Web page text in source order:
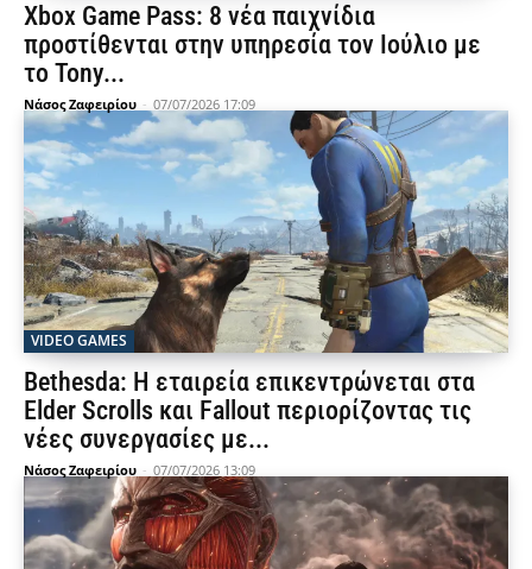
Xbox Game Pass: 8 νέα παιχνίδια
προστίθενται στην υπηρεσία τον Ιούλιο με
το Tony...
Νάσος Ζαφειρίου - 07/07/2026 17:09
VIDEO GAMES
Bethesda: Η εταιρεία επικεντρώνεται στα
Elder Scrolls και Fallout περιορίζοντας τις
νέες συνεργασίες με...
Νάσος Ζαφειρίου - 07/07/2026 13:09